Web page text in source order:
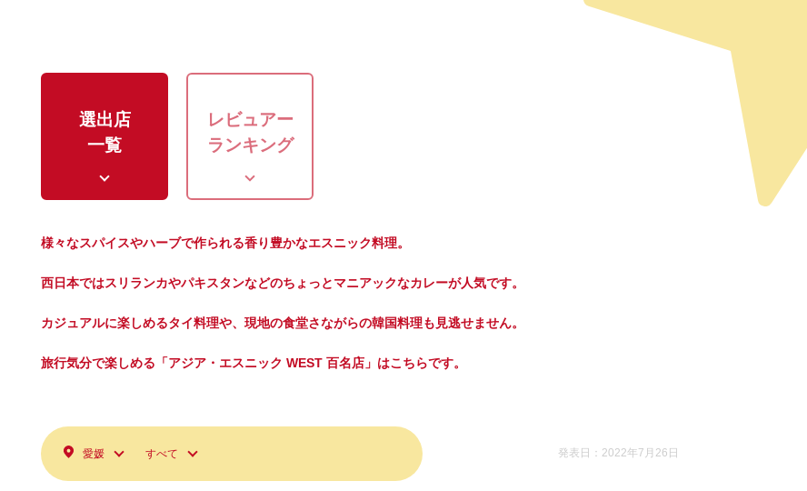
選出店
一覧
レビュアー
ランキング
様々なスパイスやハーブで作られる香り豊かなエスニック料理。
西日本ではスリランカやパキスタンなどのちょっとマニアックなカレーが人気です。
カジュアルに楽しめるタイ料理や、現地の食堂さながらの韓国料理も見逃せません。
旅行気分で楽しめる「アジア・エスニック WEST 百名店」はこちらです。
愛媛 すべて 発表日：2022年7月26日